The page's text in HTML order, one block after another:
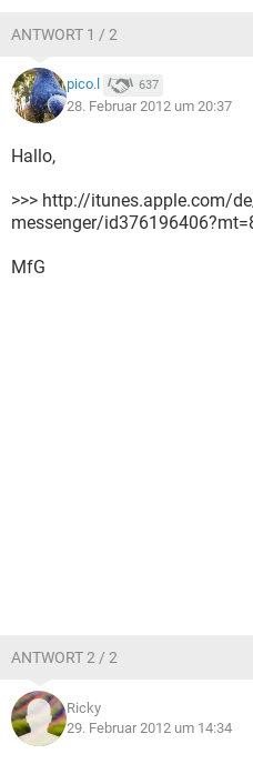
ANTWORT 1 / 2
pico.l 637
28. Februar 2012 um 20:37
Hallo,
>>> http://itunes.apple.com/
messenger/
MfG
ANTWORT 2 / 2
Ricky
29. Februar 2012 um 14:34